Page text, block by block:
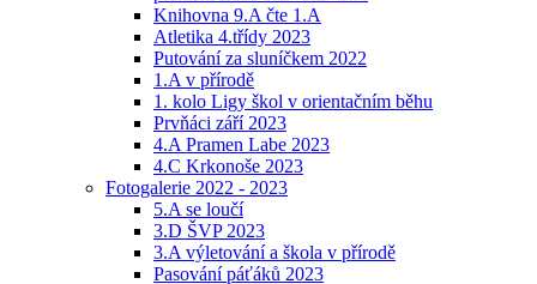
Knihovna 9.A čte 1.A
Atletika 4.třídy 2023
Putování za sluníčkem 2022
1.A v přírodě
1. kolo Ligy škol v orientačním běhu
Prvňáci září 2023
4.A Pramen Labe 2023
4.C Krkonoše 2023
Fotogalerie 2022 - 2023
5.A se loučí
3.D ŠVP 2023
3.A výletování a škola v přírodě
Pasování páťáků 2023